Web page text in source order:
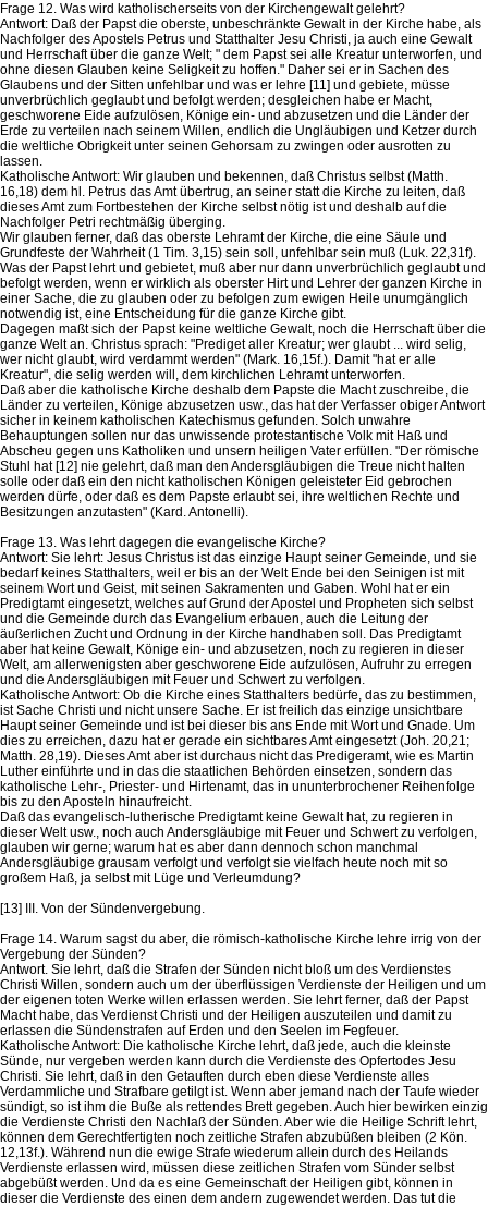
Frage 12. Was wird katholischerseits von der Kirchengewalt gelehrt?
Antwort: Daß der Papst die oberste, unbeschränkte Gewalt in der Kirche habe, als
Nachfolger des Apostels Petrus und Statthalter Jesu Christi, ja auch eine Gewalt
und Herrschaft über die ganze Welt; " dem Papst sei alle Kreatur unterworfen, und
ohne diesen Glauben keine Seligkeit zu hoffen." Daher sei er in Sachen des
Glaubens und der Sitten unfehlbar und was er lehre [11] und gebiete, müsse
unverbrüchlich geglaubt und befolgt werden; desgleichen habe er Macht,
geschworene Eide aufzulösen, Könige ein- und abzusetzen und die Länder der
Erde zu verteilen nach seinem Willen, endlich die Ungläubigen und Ketzer durch
die weltliche Obrigkeit unter seinen Gehorsam zu zwingen oder ausrotten zu
lassen.
Katholische Antwort: Wir glauben und bekennen, daß Christus selbst (Matth.
16,18) dem hl. Petrus das Amt übertrug, an seiner statt die Kirche zu leiten, daß
dieses Amt zum Fortbestehen der Kirche selbst nötig ist und deshalb auf die
Nachfolger Petri rechtmäßig überging.
Wir glauben ferner, daß das oberste Lehramt der Kirche, die eine Säule und
Grundfeste der Wahrheit (1 Tim. 3,15) sein soll, unfehlbar sein muß (Luk. 22,31f).
Was der Papst lehrt und gebietet, muß aber nur dann unverbrüchlich geglaubt und
befolgt werden, wenn er wirklich als oberster Hirt und Lehrer der ganzen Kirche in
einer Sache, die zu glauben oder zu befolgen zum ewigen Heile unumgänglich
notwendig ist, eine Entscheidung für die ganze Kirche gibt.
Dagegen maßt sich der Papst keine weltliche Gewalt, noch die Herrschaft über die
ganze Welt an. Christus sprach: "Prediget aller Kreatur; wer glaubt ... wird selig,
wer nicht glaubt, wird verdammt werden" (Mark. 16,15f.). Damit "hat er alle
Kreatur", die selig werden will, dem kirchlichen Lehramt unterworfen.
Daß aber die katholische Kirche deshalb dem Papste die Macht zuschreibe, die
Länder zu verteilen, Könige abzusetzen usw., das hat der Verfasser obiger Antwort
sicher in keinem katholischen Katechismus gefunden. Solch unwahre
Behauptungen sollen nur das unwissende protestantische Volk mit Haß und
Abscheu gegen uns Katholiken und unsern heiligen Vater erfüllen. "Der römische
Stuhl hat [12] nie gelehrt, daß man den Andersgläubigen die Treue nicht halten
solle oder daß ein den nicht katholischen Königen geleisteter Eid gebrochen
werden dürfe, oder daß es dem Papste erlaubt sei, ihre weltlichen Rechte und
Besitzungen anzutasten" (Kard. Antonelli).
Frage 13. Was lehrt dagegen die evangelische Kirche?
Antwort: Sie lehrt: Jesus Christus ist das einzige Haupt seiner Gemeinde, und sie
bedarf keines Statthalters, weil er bis an der Welt Ende bei den Seinigen ist mit
seinem Wort und Geist, mit seinen Sakramenten und Gaben. Wohl hat er ein
Predigtamt eingesetzt, welches auf Grund der Apostel und Propheten sich selbst
und die Gemeinde durch das Evangelium erbauen, auch die Leitung der
äußerlichen Zucht und Ordnung in der Kirche handhaben soll. Das Predigtamt
aber hat keine Gewalt, Könige ein- und abzusetzen, noch zu regieren in dieser
Welt, am allerwenigsten aber geschworene Eide aufzulösen, Aufruhr zu erregen
und die Andersgläubigen mit Feuer und Schwert zu verfolgen.
Katholische Antwort: Ob die Kirche eines Statthalters bedürfe, das zu bestimmen,
ist Sache Christi und nicht unsere Sache. Er ist freilich das einzige unsichtbare
Haupt seiner Gemeinde und ist bei dieser bis ans Ende mit Wort und Gnade. Um
dies zu erreichen, dazu hat er gerade ein sichtbares Amt eingesetzt (Joh. 20,21;
Matth. 28,19). Dieses Amt aber ist durchaus nicht das Predigeramt, wie es Martin
Luther einführte und in das die staatlichen Behörden einsetzen, sondern das
katholische Lehr-, Priester- und Hirtenamt, das in ununterbrochener Reihenfolge
bis zu den Aposteln hinaufreicht.
Daß das evangelisch-lutherische Predigtamt keine Gewalt hat, zu regieren in
dieser Welt usw., noch auch Andersgläubige mit Feuer und Schwert zu verfolgen,
glauben wir gerne; warum hat es aber dann dennoch schon manchmal
Andersgläubige grausam verfolgt und verfolgt sie vielfach heute noch mit so
großem Haß, ja selbst mit Lüge und Verleumdung?
[13] III. Von der Sündenvergebung.
Frage 14. Warum sagst du aber, die römisch-katholische Kirche lehre irrig von der
Vergebung der Sünden?
Antwort. Sie lehrt, daß die Strafen der Sünden nicht bloß um des Verdienstes
Christi Willen, sondern auch um der überflüssigen Verdienste der Heiligen und um
der eigenen toten Werke willen erlassen werden. Sie lehrt ferner, daß der Papst
Macht habe, das Verdienst Christi und der Heiligen auszuteilen und damit zu
erlassen die Sündenstrafen auf Erden und den Seelen im Fegfeuer.
Katholische Antwort: Die katholische Kirche lehrt, daß jede, auch die kleinste
Sünde, nur vergeben werden kann durch die Verdienste des Opfertodes Jesu
Christi. Sie lehrt, daß in den Getauften durch eben diese Verdienste alles
Verdammliche und Strafbare getilgt ist. Wenn aber jemand nach der Taufe wieder
sündigt, so ist ihm die Buße als rettendes Brett gegeben. Auch hier bewirken einzig
die Verdienste Christi den Nachlaß der Sünden. Aber wie die Heilige Schrift lehrt,
können dem Gerechtfertigten noch zeitliche Strafen abzubüßen bleiben (2 Kön.
12,13f.). Während nun die ewige Strafe wiederum allein durch des Heilands
Verdienste erlassen wird, müssen diese zeitlichen Strafen vom Sünder selbst
abgebüßt werden. Und da es eine Gemeinschaft der Heiligen gibt, können in
dieser die Verdienste des einen dem andern zugewendet werden. Das tut die